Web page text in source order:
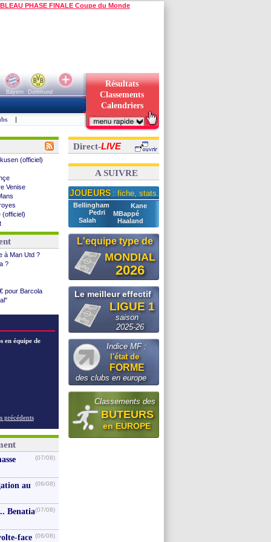
PHASE FINALE Coupe du Monde
Bayern
Dortmund
Résultats
Classements
Calendriers
|
(officiel)
Venise
(officiel)
de...
Alvarez
avant le ...
40 M€
(officiel)
à Man Utd ?
?
pour Barcola
en équipe de
précédents
(07/08)
au
(06/08)
Benatia(07/08)
face (06/08)
Direct-LIVE
A SUIVRE
JOUEURS : fiche, stats...
Bellingham
Kane
Pedri
MBappé
Salah
Haaland
L'equipe type de
MONDIAL
2026
Le meilleur effectif
LIGUE 1
saison
2025-26
Indice MF :
l'état de
FORME
des clubs en europe
Classements des
BUTEURS
en EUROPE